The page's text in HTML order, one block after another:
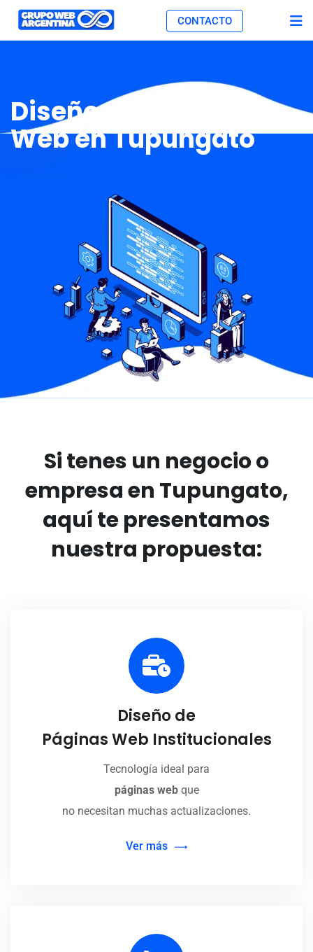
CONTACTO
Diseño de Páginas
Web en Tupungato
Si tenes un negocio o
empresa en Tupungato,
aquí te presentamos
nuestra propuesta:
Diseño de
Páginas Web Institucionales
Tecnología ideal para
páginas webque
no necesitan muchas actualizaciones.
Ver más